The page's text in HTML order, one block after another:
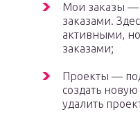
Мои заказы —
заказами.
активными,
заказами;
Проекты —
создать
удалить